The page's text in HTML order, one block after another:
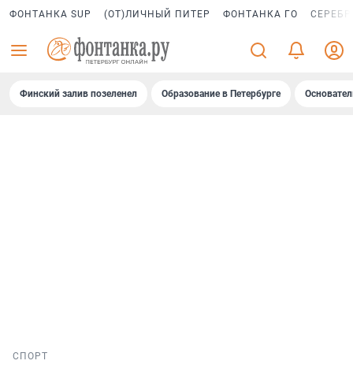
ФОНТАНКА SUP (ОТ)ЛИЧНЫЙ ПИТЕР ФОНТАНКА ГО
Финский залив позеленел Образование в Петербурге
СПОРТ